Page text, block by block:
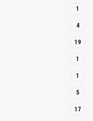
1
4
19
1
1
5
17